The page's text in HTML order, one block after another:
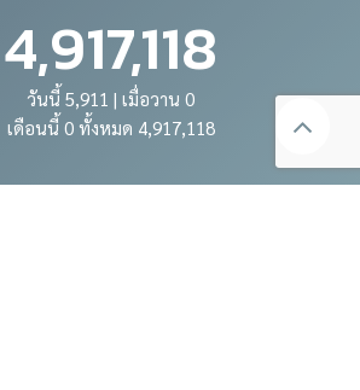
4,917,118
วันนี้ 5,911 | เมื่อวาน 0
เดือนนี้ 0 ทั้งหมด 4,917,118